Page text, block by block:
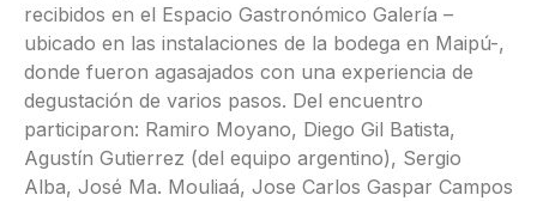
recibidos en el Espacio Gastronómico Galería –
ubicado en las instalaciones de la bodega en Maipú-,
donde fueron agasajados con una experiencia de
degustación de varios pasos. Del encuentro
participaron: Ramiro Moyano, Diego Gil Batista,
Agustín Gutierrez (del equipo argentino), Sergio
Alba, José Ma. Mouliaá, Jose Carlos Gaspar Campos